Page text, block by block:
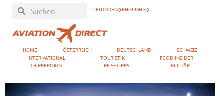
DEUTSCH » ENGLISH »
HOME ÖSTERREICH DEUTSCHLAND
SCHWEIZ
INTERNATIONAL
TOURISTIK
FOOD-INSIDER
TRIPREPORTS
REISETIPPS MILITÄR